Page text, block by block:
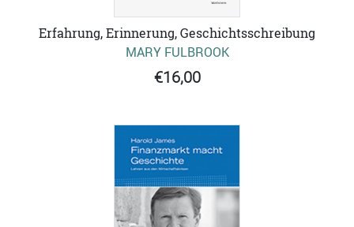
Erfahrung, Erinnerung, Geschichtsschreibung
MARY FULBROOK
€16,00